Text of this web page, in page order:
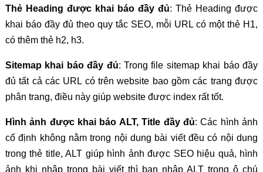
Thẻ Heading được khai báo đầy đủ: Thẻ Heading được
khai báo đầy đủ theo quy tắc SEO, mỗi URL có một thẻ H1,
có thêm thẻ h2, h3.
Sitemap khai báo đầy đủ: Trong file sitemap khai báo đầy
đủ tất cả các URL có trên website bao gồm các trang được
phân trang, điều này giúp website được index rất tốt.
Hình ảnh được khai báo ALT, Title đầy đủ: Các hình ảnh
cố định không nằm trong nội dung bài viết đều có nội dung
trong thẻ title, ALT giúp hình ảnh được SEO hiệu quả, hình
ảnh khi nhập trong bài viết thì bạn nhập ALT trong ô chú